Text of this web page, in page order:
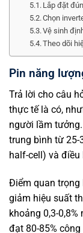
Lắp đặt
Chọn
Vệ sinh
Theo dõi
Pin năng
Trả lời cho câu
thực tế là có,
người lầm
trung bình từ 25-
half-cell) và điều
Điểm quan trọng
giảm hiệu suất
khoảng 0,3-
đạt 80-85%